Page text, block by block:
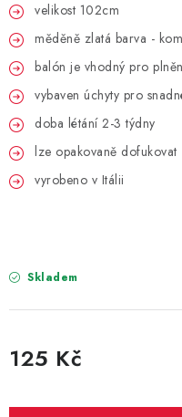
OSLAVA PODLE
PIŇATY
ROZLUČKA SE
SEZÓNNÍ SVÁTKY
VYSTŘELOVACÍ
ORGANZY, STOLOVÉ
velikost 102cm
měděně zlatá barva -
balón je vhodný pro
vybaven úchyty pro
doba létání 2-3 týdny
lze opakovaně dofukovat
vyrobeno v Itálii
Skladem
125 Kč